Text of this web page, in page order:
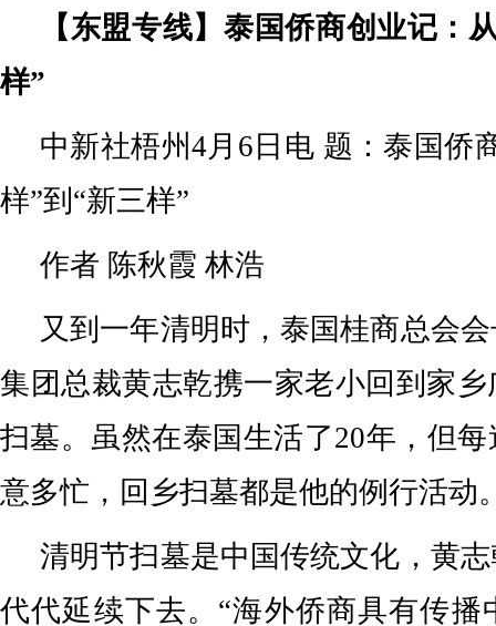
【东盟专线】泰国侨商创业记：
样”
中新社梧州4月6日电 题：泰国侨
样”到“新三样”
作者 陈秋霞 林浩
又到一年清明时，泰国桂商总会
集团总裁黄志乾携一家老小回到家
扫墓。虽然在泰国生活了20年，但
意多忙，回乡扫墓都是他的例行活动
清明节扫墓是中国传统文化，黄
代代延续下去。“海外侨商具有传播